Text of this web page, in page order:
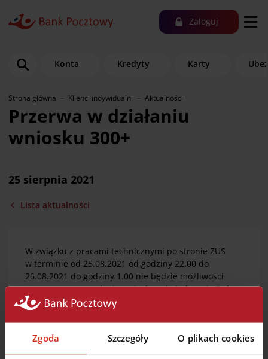
Zgoda Szczegóły O plikach cookies
Zaloguj
Konta Kredyty Karty
Strona główna Klienci indywidualni Aktualności
Przerwa w działaniu
wniosku 300+
25 sierpnia 2021
Lista aktualności
W związku z pracami technicznymi po stronie ZUS
w terminie od 25.08.2021 od godziny 22.00 do
26.08.2021 do godziny 1.00 nie będzie możliwości
poprawnego przesłania wniosku o świadczenie Dobry
Start
Za utrudnienia serdecznie przepraszamy.”